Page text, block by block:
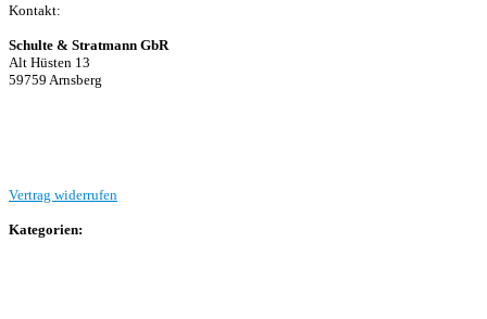
Kontakt:
Schulte & Stratmann GbR
Alt Hüsten 13
59759 Arnsberg
Vertrag widerrufen
Kategorien: